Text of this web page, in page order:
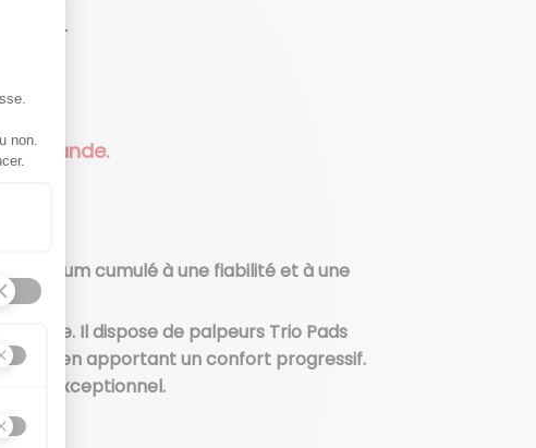
optimum cumulé à une fiabilité et à une
Line. Il dispose de palpeurs Trio Pads
tout en apportant un confort progressif.
exceptionnel.